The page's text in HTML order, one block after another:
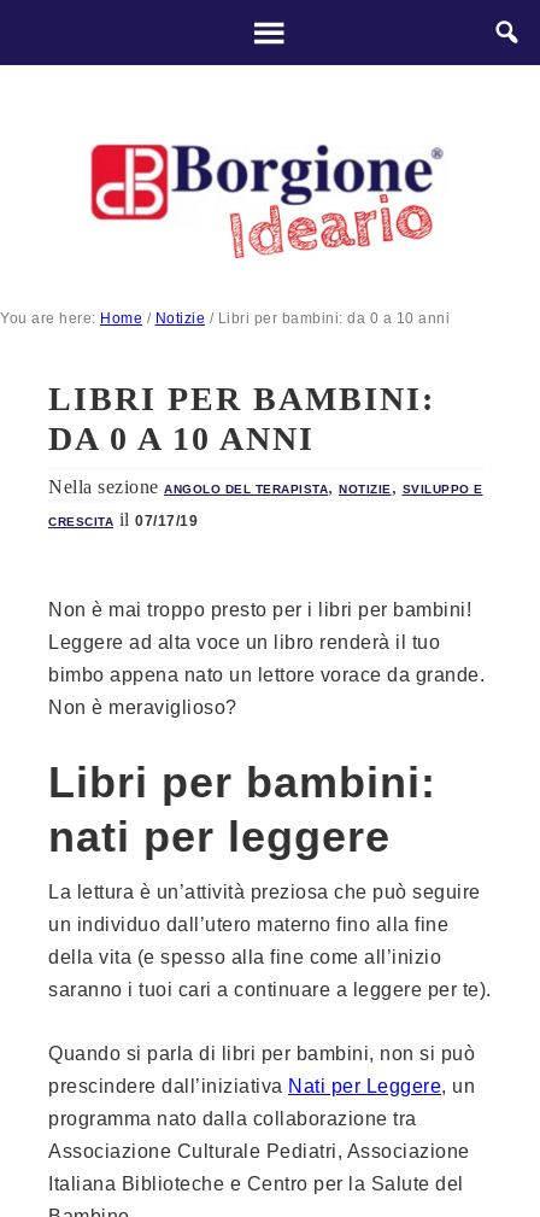
You are here: Home / Notizie /Libri per bambini: da 0 a 10 anni
LIBRI PER BAMBINI:
DA 0 A 10 ANNI
Nella sezione ANGOLO DEL TERAPISTA, NOTIZIE , SVILUPPO E
CRESCITA il 07/17/19
Non è mai troppo presto per i libri per bambini!
Leggere ad alta voce un libro renderà il tuo
bimbo appena nato un lettore vorace da grande.
Non è meraviglioso?
Libri per bambini:
nati per leggere
La lettura è un’attività preziosa che può seguire
un individuo dall’utero materno fino alla fine
della vita (e spesso alla fine come all’inizio
saranno i tuoi cari a continuare a leggere per te).
Quando si parla di libri per bambini, non si può
prescindere dall’iniziativa Nati per Leggere, un
programma nato dalla collaborazione tra
Associazione Culturale Pediatri, Associazione
Italiana Biblioteche e Centro per la Salute del